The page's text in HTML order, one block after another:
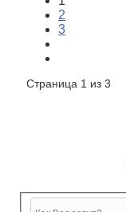
2
3
Страница 1 из 3